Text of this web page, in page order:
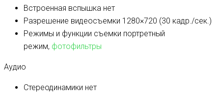
Встроенная вспышка нет
Разрешение видеосъемки 1280×720 (30 кадр./сек.)
Режимы и функции съемки портретный
режим, фотофильтры
Аудио
Стереодинамики нет